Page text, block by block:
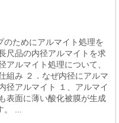
のためにアルマイト処理を
尺品の内径アルマイトを求
ルマイト処理について、
組み ２．なぜ内径にアルマ
径アルマイト １、アルマイ
表面に薄い酸化被膜が生成
。 ...